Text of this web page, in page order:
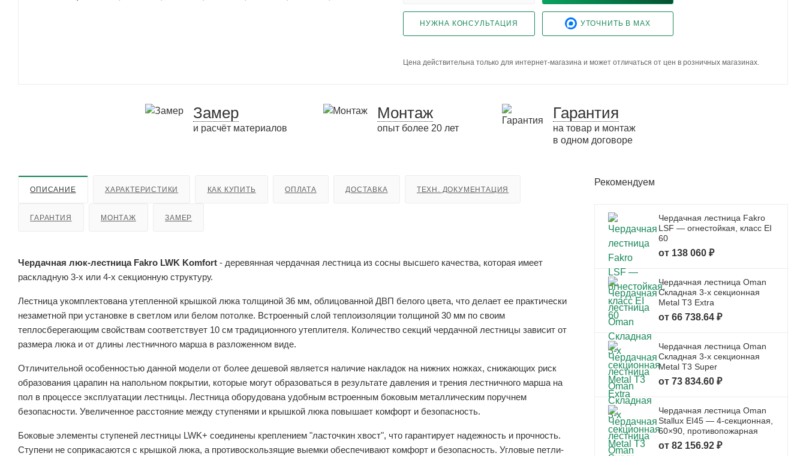
НУЖНА КОНСУЛЬТАЦИЯ УТОЧНИТЬ В MAX
Цена действительна только для интернет-магазина и может отличаться от цен в розничных магазинах.
Замер
и расчёт материалов
Монтаж
опыт более 20 лет
Гарантия
на товар и монтаж
в одном договоре
ОПИСАНИЕ ХАРАКТЕРИСТИКИ КАК КУПИТЬ ОПЛАТА ДОСТАВКА ТЕХН. ДОКУМЕНТАЦИЯ
ГАРАНТИЯ МОНТАЖ ЗАМЕР
Чердачная люк-лестница Fakro LWK Komfort - деревянная чердачная лестница из сосны высшего качества, которая имеет
раскладную 3-х или 4-х секционную структуру.
Лестница укомплектована утепленной крышкой люка толщиной 36 мм, облицованной ДВП белого цвета, что делает ее практически
незаметной при установке в светлом или белом потолке. Встроенный слой теплоизоляции толщиной 30 мм по своим
теплосберегающим свойствам соответствует 10 см традиционного утеплителя. Количество секций чердачной лестницы зависит от
размера люка и от длины лестничного марша в разложенном виде.
Отличительной особенностью данной модели от более дешевой является наличие накладок на нижних ножках, снижающих риск
образования царапин на напольном покрытии, которые могут образоваться в результате давления и трения лестничного марша на
пол в процессе эксплуатации лестницы. Лестница оборудована удобным встроенным боковым металлическим поручнем
безопасности. Увеличенное расстояние между ступенями и крышкой люка повышает комфорт и безопасность.
Боковые элементы ступеней лестницы LWK+ соединены креплением "ласточкин хвост", что гарантирует надежность и прочность.
Ступени не соприкасаются с крышкой люка, а противоскользящие выемки обеспечивают комфорт и безопасность. Угловые петли-
Рекомендуем
Чердачная лестница Fakro
LSF — огнестойкая, класс EI
60
от 138 060 ₽
Чердачная лестница Oman
Складная 3-х секционная
Metal T3 Extra
от 66 738.64 ₽
Чердачная лестница Oman
Складная 3-х секционная
Metal T3 Super
от 73 834.60 ₽
Чердачная лестница Oman
Stallux EI45 — 4-секционная,
60×90, противопожарная
от 82 156.92 ₽